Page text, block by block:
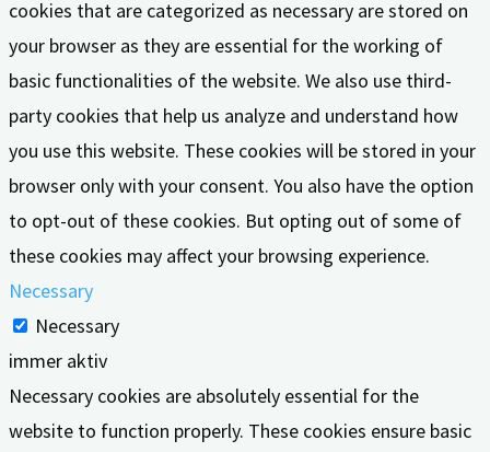
cookies that are categorized as necessary are stored on
your browser as they are essential for the working of
basic functionalities of the website. We also use third-
party cookies that help us analyze and understand how
you use this website. These cookies will be stored in your
browser only with your consent. You also have the option
to opt-out of these cookies. But opting out of some of
these cookies may affect your browsing experience.
Necessary
Necessary
immer aktiv
Necessary cookies are absolutely essential for the
website to function properly. These cookies ensure basic